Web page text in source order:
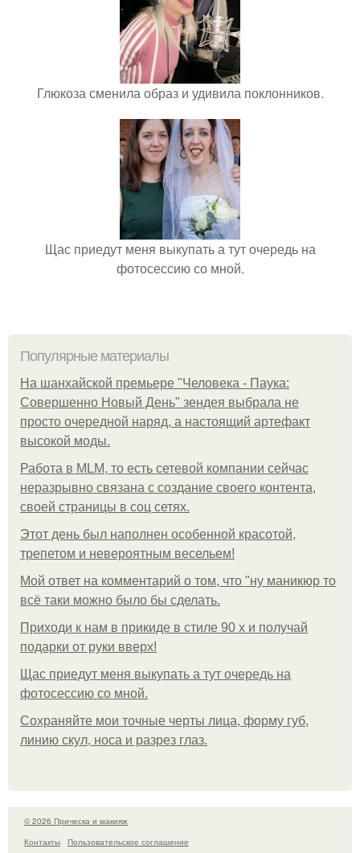
Глюкоза сменила образ и удивила поклонников.
Щас приедут меня выкупать а тут очередь на
фотосессию со мной.
Популярные материалы
На шанхайской премьере "Человека - Паука:
Совершенно Новый День" зендея выбрала не
просто очередной наряд, а настоящий артефакт
высокой моды.
Работа в MLM, то есть сетевой компании сейчас
неразрывно связана с создание своего контента,
своей страницы в соц сетях.
Этот день был наполнен особенной красотой,
трепетом и невероятным весельем!
Мой ответ на комментарий о том, что "ну маникюр то
всё таки можно было бы сделать.
Приходи к нам в прикиде в стиле 90 х и получай
подарки от руки вверх!
Щас приедут меня выкупать а тут очередь на
фотосессию со мной.
Сохраняйте мои точные черты лица, форму губ,
линию скул, носа и разрез глаз.
© 2026 Прическа и макияж
Контакты
Пользовательское соглашение